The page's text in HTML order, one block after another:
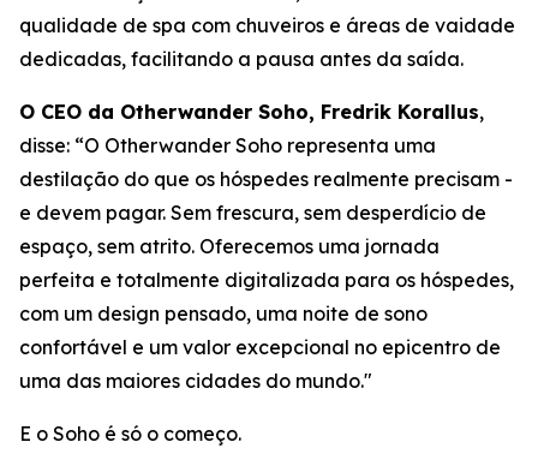
qualidade de spa com chuveiros e áreas de vaidade
dedicadas, facilitando a pausa antes da saída.
O CEO da Otherwander Soho, Fredrik Korallus,
disse: “O Otherwander Soho representa uma
destilação do que os hóspedes realmente precisam -
e devem pagar. Sem frescura, sem desperdício de
espaço, sem atrito. Oferecemos uma jornada
perfeita e totalmente digitalizada para os hóspedes,
com um design pensado, uma noite de sono
confortável e um valor excepcional no epicentro de
uma das maiores cidades do mundo."
E o Soho é só o começo.